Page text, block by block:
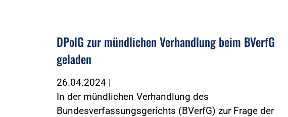
DPolG zur mündlichen Verhandlung beim BVerfG
geladen
26.04.2024 |
In der mündlichen Verhandlung des
Bundesverfassungsgerichts (BVerfG) zur Frage der